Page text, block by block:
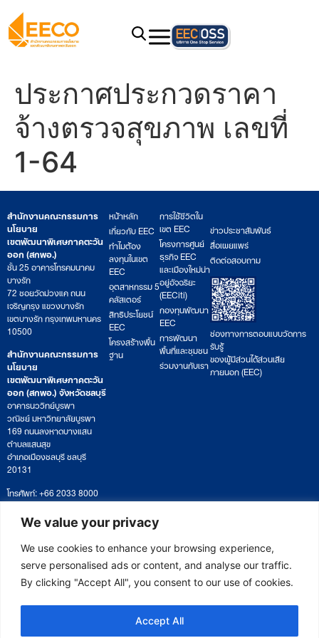
We value your privacy
We use cookies to enhance your browsing experience,
serve personalised ads or content, and analyse our traffic.
By clicking "Accept All", you consent to our use of cookies.
Accept All
ประกาศประกวดราคา
จ้างตรวจสุขภาพ เลขที่
1-64
สำนักงานคณะกรรมการ
นโยบาย
เขตพัฒนาพิเศษภาคตะวัน
ออก (สกพอ.)
ชั้น 25 อาคารโทรคมนาคม
บางรัก
72 ซอยวัดม่วงแค ถนน
เจริญกรุง แขวงบางรัก
เขตบางรัก กรุงเทพมหานคร
10500
สำนักงานคณะกรรมการ
นโยบาย
เขตพัฒนาพิเศษภาคตะวัน
ออก (สกพอ.) จังหวัดชลบุรี
อาคารนววิทย์บูรพา
วณิชย์ มหาวิทยาลัยบูรพา
169 ถนนลงหาดบางแสน
ตำบลแสนสุข
อำเภอเมืองชลบุรี ชลบุรี
20131
โทรศัพท์: +66 2033 8000
เวลาทำการ: จันทร์ – ศุกร์
09:00 – 17:00 น.
ติดตามหนังสือหรือยื่นเอกสาร
saraban@eeco.or.th
หน้าหลัก
เกี่ยวกับ EEC
ทำไมต้อง
ลงทุนในเขต
EEC
อุตสาหกรรม 5
คลัสเตอร์
สิทธิประโยชน์
EEC
โครงสร้างพื้น
ฐาน
การใช้ชีวิตใน
เขต EEC
โครงการศูนย์
ธุรกิจ EEC
และเมืองใหม่น่า
อยู่อัจฉริยะ
(EECiti)
กองทุนพัฒนา
EEC
การพัฒนา
พื้นที่และชุมชน
ร่วมงานกับเรา
ข่าวประชาสัมพันธ์
สื่อเผยแพร่
ติดต่อสอบถาม
ช่องทางการตอบแบบวัดการ
รับรู้
ของผู้มีส่วนได้ส่วนเสีย
ภายนอก (EEC)
Copyright © 2025 Eastern Economic Corridor Office (EECO)